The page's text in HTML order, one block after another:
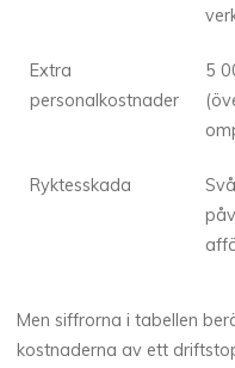
Extra
personalkostnader
5
Ryktesskada
Men siffrorna i tabellen
kostnaderna av ett